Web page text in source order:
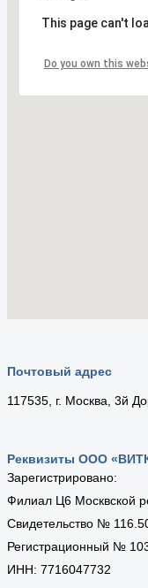
This page can't
Do you own this
Почтовый адрес
117535, г. Москва, 3й
Реквизиты ООО
Зарегистрировано:
Филиал Ц6 Москвской
Свидетельство №
Регистрационный №
ИНН: 7716047732